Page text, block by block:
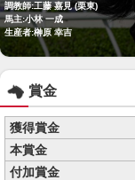
調教師:工藤 嘉見 (栗東)
馬主:小林 一成
生産者:榊原 幸吉
賞金
獲得賞金
本賞金
付加賞金